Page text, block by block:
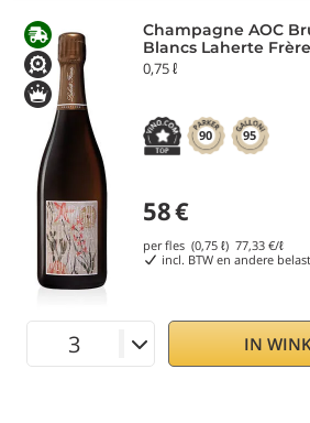
Champagne AOC
Blancs Laherte
0,75 ℓ
90 95
58€
per fles (0,75 ℓ) 77,33 €/ℓ
incl. BTW en andere
IN